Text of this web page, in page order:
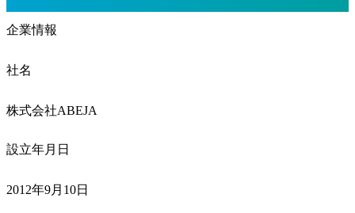
企業情報
社名
株式会社ABEJA
設立年月日
2012年9月10日